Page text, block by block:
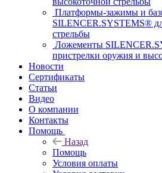
Платформы-зажимы и
SILENCER.SYSTEMS®
стрельбы
Ложементы
пристрелки оружия и
Новости
Сертификаты
Статьи
Видео
О компании
Контакты
Помощь
Назад
Помощь
Условия оплаты